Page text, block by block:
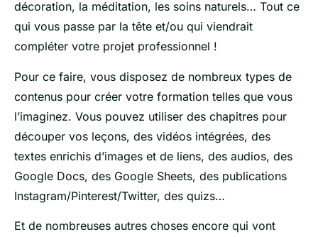
décoration, la méditation, les soins naturels… Tout ce
qui vous passe par la tête et/ou qui viendrait
compléter votre projet professionnel !
Pour ce faire, vous disposez de nombreux types de
contenus pour créer votre formation telles que vous
l’imaginez. Vous pouvez utiliser des chapitres pour
découper vos leçons, des vidéos intégrées, des
textes enrichis d’images et de liens, des audios, des
Google Docs, des Google Sheets, des publications
Instagram/Pinterest/Twitter, des quizs…
Et de nombreuses autres choses encore qui vont